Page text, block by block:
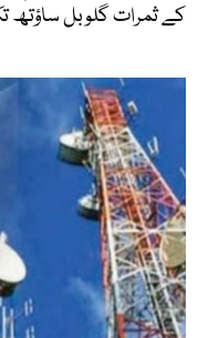
کے ثمرات گلوبل ساؤتھ